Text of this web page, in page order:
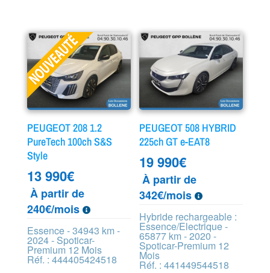
PEUGEOT 208 1.2
PureTech 100ch S&S
Style
13 990€
À partir de
240€/mois
Essence - 34943 km -
2024 - Spoticar-
Premium 12 Mois
Réf. : 444405424518
PEUGEOT 508 HYBRID
225ch GT e-EAT8
19 990€
À partir de
342€/mois
Hybride rechargeable :
Essence/Electrique -
65877 km - 2020 -
Spoticar-Premium 12
Mois
Réf. : 441449544518